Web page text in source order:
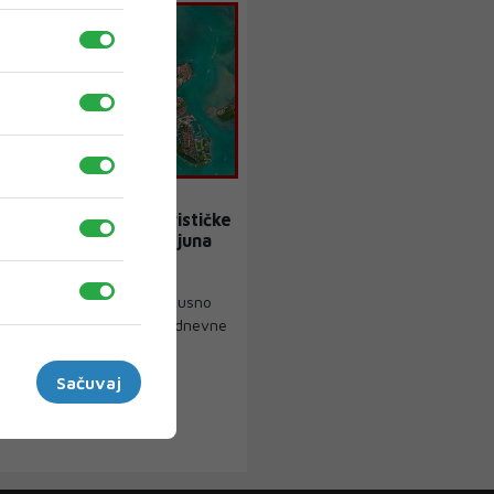
Venecija od turističke
zaradila preko 2 milijuna
danom završilo je pokusno
programa za jednodnevne
Sačuvaj